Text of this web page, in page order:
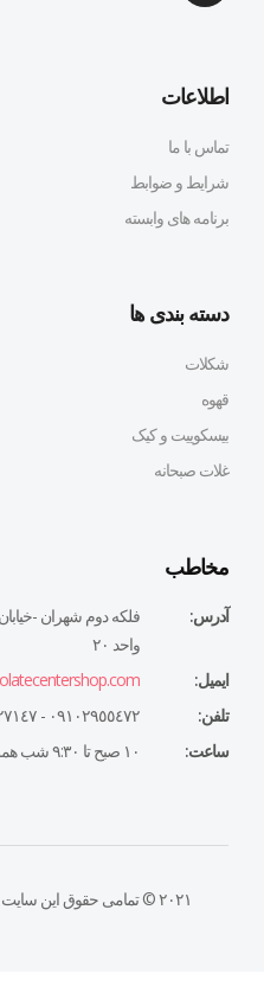
اطلاعات
تماس با ما
شرایط و ضوابط
برنامه های وابسته
دسته بندی ها
شکلات
قهوه
بیسکوییت و کیک
غلات صبحانه
مخاطب
آدرس:
فلكه دوم شهران -
واحد ٢٠
ایمیل:
تلفن:
٠٩١٠٢٩٥٥٤٧٢ - ٠٢١٤٤٣٢٧١٤٧
ساعت:
١٠ صبح تا ٩:٣٠ شب همه روزه
۲۰۲۱ © تمامی حقوق این سایت برای شکلات سنتر محفوظ است